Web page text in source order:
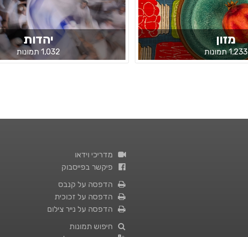
מזון
1,233 תמונות
יהדות
1,032 תמונות
מדריכי וידאו
פיקשר בפייסבוק
הדפסה על קנבס
הדפסה על זכוכית
הדפסה על נייר צילום
חיפוש תמונות